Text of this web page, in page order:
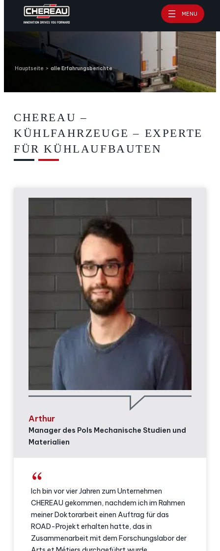
Inhalt
springen
MENU
Hauptseite > alle Erfahrungsberichte
CHEREAU –
KÜHLFAHRZEUGE – EXPERTE
FÜR KÜHLAUFBAUTEN
Arthur
Manager des Pols Mechanische Studien und
Materialien
Ich bin vor vier Jahren zum Unternehmen
CHEREAU gekommen, nachdem ich im Rahmen
meiner Doktorarbeit einen Auftrag für das
ROAD-Projekt erhalten hatte, das in
Zusammenarbeit mit dem Forschungslabor der